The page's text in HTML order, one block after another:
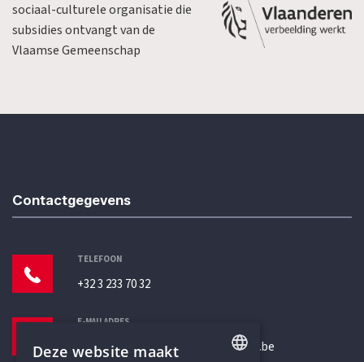
sociaal-culturele organisatie die
subsidies ontvangt van de
Vlaamse Gemeenschap
Contactgegevens
TELEFOON
+32 3 233 70 32
E-MAILADRES
secretariaat@humanistischverbond.be
Deze website maakt